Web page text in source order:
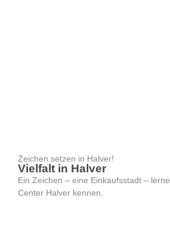
Zeichen setzen in Halver!
Vielfalt in Halver
Ein Zeichen – eine Einkaufsstadt –
Center Halver kennen.